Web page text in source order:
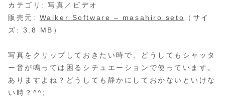
カテゴリ: 写真／ビデオ
販売元: Walker Software – masahiro seto
（サイ
ズ: 3.8 MB）
写真をクリップしておきたい時で、どうしてもシャッタ
ー音が鳴っては困るシチュエーションで使っています。
ありますよね？どうしても静かにしておかないといけな
い時？^^;